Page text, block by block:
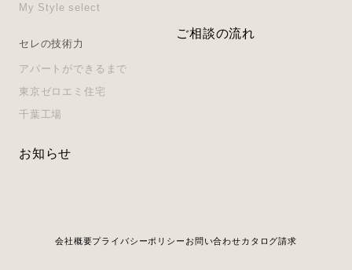
My Style select
セレの技術力
アパートができるまで
東京ゼロエミ住宅
千葉工場
ご相談の流れ
お知らせ
会社概要プライバシーポリシー お問い合わせカタログ請求